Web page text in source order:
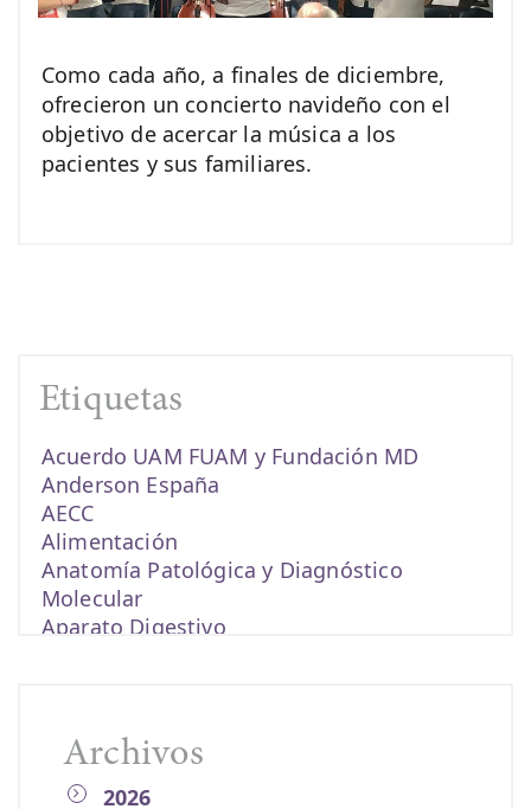
Como cada año, a finales de diciembre,
ofrecieron un concierto navideño con el
objetivo de acercar la música a los
pacientes y sus familiares.
Etiquetas
Acuerdo UAM FUAM y Fundación MD
Anderson España
AECC
Alimentación
Anatomía Patológica y Diagnóstico
Molecular
Aparato Digestivo
Cáncer de colon
cáncer de endometrio
Cáncer de esófago
Archivos
2026